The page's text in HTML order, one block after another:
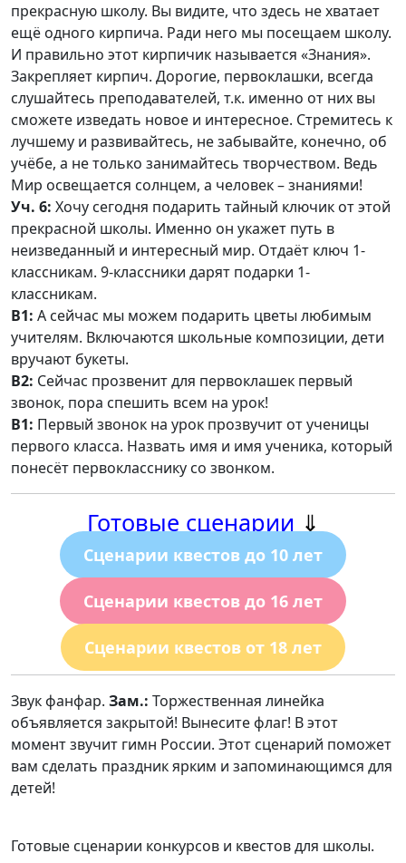
прекрасную школу. Вы видите, что здесь не хватает
ещё одного кирпича. Ради него мы посещаем школу.
И правильно этот кирпичик называется «Знания».
Закрепляет кирпич. Дорогие, первоклашки, всегда
слушайтесь преподавателей, т.к. именно от них вы
сможете изведать новое и интересное. Стремитесь к
лучшему и развивайтесь, не забывайте, конечно, об
учёбе, а не только занимайтесь творчеством. Ведь
Мир освещается солнцем, а человек – знаниями!
Уч. 6: Хочу сегодня подарить тайный ключик от этой
прекрасной школы. Именно он укажет путь в
неизведанный и интересный мир. Отдаёт ключ 1-
классникам. 9-классники дарят подарки 1-
классникам.
В1: А сейчас мы можем подарить цветы любимым
учителям. Включаются школьные композиции, дети
вручают букеты.
В2: Сейчас прозвенит для первоклашек первый
звонок, пора спешить всем на урок!
В1: Первый звонок на урок прозвучит от ученицы
первого класса. Назвать имя и имя ученика, который
понесёт первокласснику со звонком.
Готовые сценарии ⇓
Сценарии квестов до 10 лет
Сценарии квестов до 16 лет
Сценарии квестов от 18 лет
Звук фанфар. Зам.: Торжественная линейка
объявляется закрытой! Вынесите флаг! В этот
момент звучит гимн России. Этот сценарий поможет
вам сделать праздник ярким и запоминающимся для
детей!
Готовые сценарии конкурсов и квестов для школы.